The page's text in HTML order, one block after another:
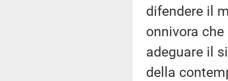
difendere il
onnivora
adeguare il
della